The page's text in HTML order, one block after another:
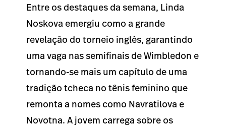
Entre os destaques da semana, Linda
Noskova emergiu como a grande
revelação do torneio inglês, garantindo
uma vaga nas semifinais de Wimbledon e
tornando-se mais um capítulo de uma
tradição tcheca no tênis feminino que
remonta a nomes como Navratilova e
Novotna. A jovem carrega sobre os